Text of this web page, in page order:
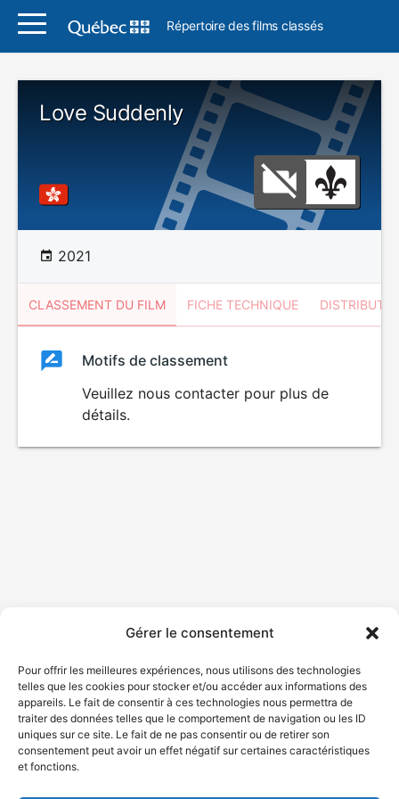
Gérer le consentement
Pour offrir les meilleures expériences, nous utilisons des technologies
telles que les cookies pour stocker et/ou accéder aux informations des
appareils. Le fait de consentir à ces technologies nous permettra de
traiter des données telles que le comportement de navigation ou les ID
uniques sur ce site. Le fait de ne pas consentir ou de retirer son
consentement peut avoir un effet négatif sur certaines caractéristiques
et fonctions.
Répertoire des films classés
Love Suddenly
2021
CLASSEMENT DU FILM FICHE TECHNIQUE
ClassementClassement
Motifs de classement
Veuillez nous contacter pour plus de
détails.